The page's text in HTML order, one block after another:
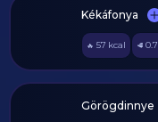
Kékáfonya
🔥 57 kcal 🥩 0.7
Görögdinnye